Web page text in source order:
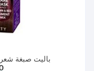
باليت صبغة شعر